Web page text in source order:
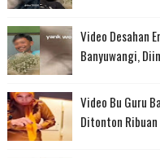
Video Desahan
Banyuwangi,
Video Bu Guru
Ditonton Ribuan